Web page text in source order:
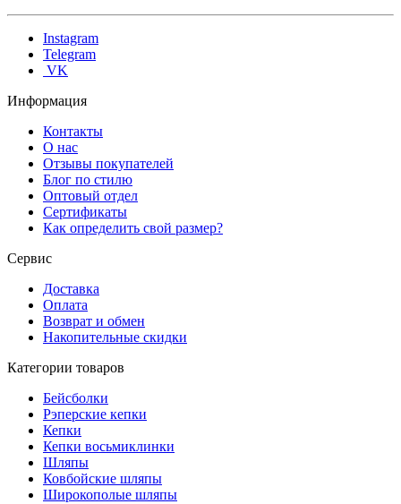
Instagram
Telegram
VK
Информация
Контакты
О нас
Отзывы покупателей
Блог по стилю
Оптовый отдел
Сертификаты
Как определить свой размер?
Сервис
Доставка
Оплата
Возврат и обмен
Накопительные скидки
Категории товаров
Бейсболки
Рэперские кепки
Кепки
Кепки восьмиклинки
Шляпы
Ковбойские шляпы
Широкополые шляпы